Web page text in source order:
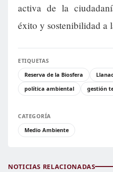
activa de la
éxito y sostenibilidad a
ETIQUETAS
Reserva de la Biosfera
política ambiental
gestión
CATEGORÍA
Medio Ambiente
NOTICIAS RELACIONADAS